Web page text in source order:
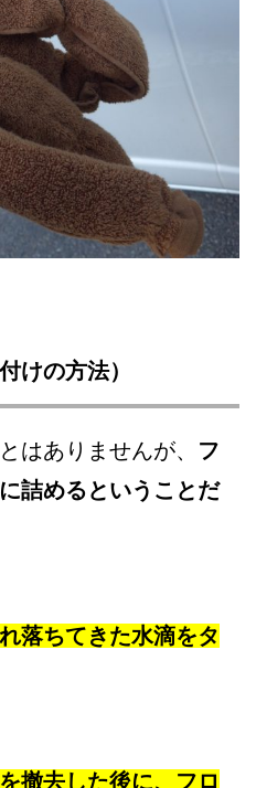
けの方法）
はありませんが、 フ
詰めるということだ
落ちてきた水滴をタ
撤去した後に、フロ